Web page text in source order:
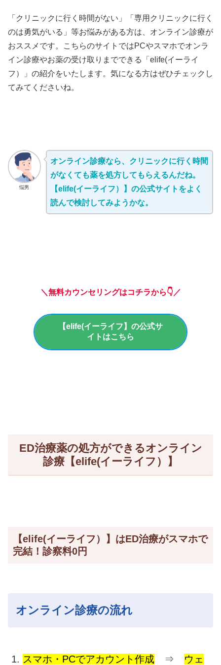
「クリニックに行く時間がない」「専用クリニックに行く
のは勇気がいる」等お悩みがある方は、オンライン診療が
おススメです。こちらのサイトではPCやスマホでオンラ
イン診療やお薬の受け取りまでできる「elife(イーライ
フ）」の紹介をいたします。気になる方はぜひチェックし
てみてくださいね。
悩男
オンライン診療なら、クリニックに行く時間
がなくても薬を処方してもらえるんだね。
【elife(イーライフ）】の公式サイトをよく
読んで検討してみようかな。
＼無料カウンセリングはコチラから👇／
【elife(イーライフ】の公式サ
イトはこちら
ED治療薬の処方ができるオンライン
診療【elife(イーライフ）】
【elife(イーライフ）】はED治療がスマホで
完結！診察料0円
オンライン診療の流れ
スマホ・PCでアカウント作成 ⇒ ウェ